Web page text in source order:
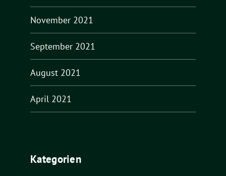
November 2021
September 2021
August 2021
April 2021
Kategorien